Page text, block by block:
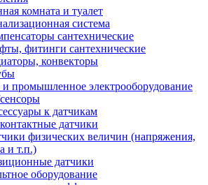
комната и туалет
система
сантехнические
фитинги сантехнические
конвекторы
и промышленное электрооборудование
к датчикам
датчики
физических величин (напряжения,
и т.п.)
датчики
оборудование